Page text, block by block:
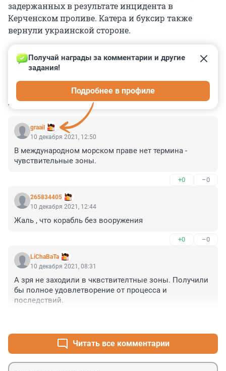
задержанных в результате инцидента в
Керченском проливе. Катера и буксир также
вернули украинской стороне.
КОММЕНТАРИИ 4
graail
Получай награды за комментарии и другие
задания!
Подробнее в профиле
10 декабря 2021, 12:50
В международном морском праве нет термина -
чувствительные зоны.
+0 –0
265834405
10 декабря 2021, 12:44
Жаль , что корабль без вооружения
+0 –0
LiChaBaTa
10 декабря 2021, 08:31
А зря не заходили в чквствителтные зоны. Получили
бы полное удовлетворение от процесса и
последствий.
Читать все комментарии